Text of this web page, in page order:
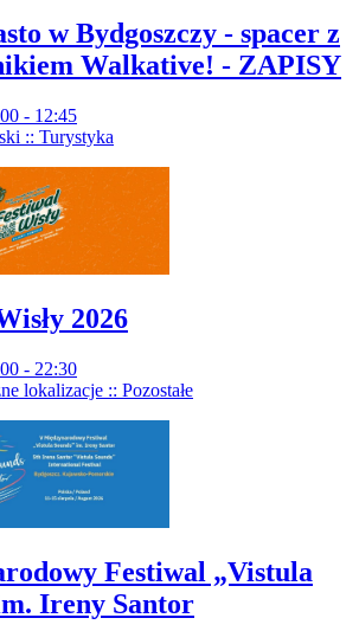
w Bydgoszczy - spacer z
Walkative! - ZAPISY
- 12:45
:: Turystyka
2026
- 22:30
lokalizacje :: Pozostałe
Festiwal „Vistula
Ireny Santor